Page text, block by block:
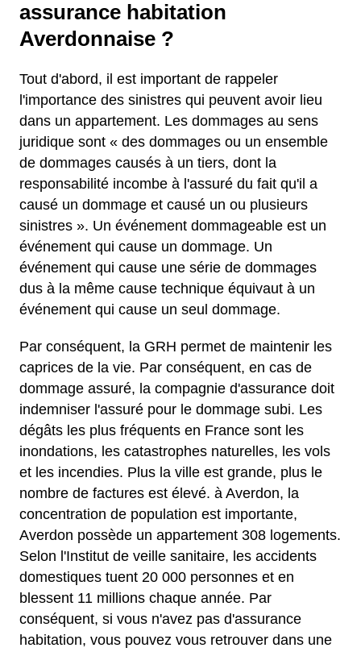
assurance habitation
Averdonnaise ?
Tout d'abord, il est important de rappeler
l'importance des sinistres qui peuvent avoir lieu
dans un appartement. Les dommages au sens
juridique sont « des dommages ou un ensemble
de dommages causés à un tiers, dont la
responsabilité incombe à l'assuré du fait qu'il a
causé un dommage et causé un ou plusieurs
sinistres ». Un événement dommageable est un
événement qui cause un dommage. Un
événement qui cause une série de dommages
dus à la même cause technique équivaut à un
événement qui cause un seul dommage.
Par conséquent, la GRH permet de maintenir les
caprices de la vie. Par conséquent, en cas de
dommage assuré, la compagnie d'assurance doit
indemniser l'assuré pour le dommage subi. Les
dégâts les plus fréquents en France sont les
inondations, les catastrophes naturelles, les vols
et les incendies. Plus la ville est grande, plus le
nombre de factures est élevé. à Averdon, la
concentration de population est importante,
Averdon possède un appartement 308 logements.
Selon l'Institut de veille sanitaire, les accidents
domestiques tuent 20 000 personnes et en
blessent 11 millions chaque année. Par
conséquent, si vous n'avez pas d'assurance
habitation, vous pouvez vous retrouver dans une